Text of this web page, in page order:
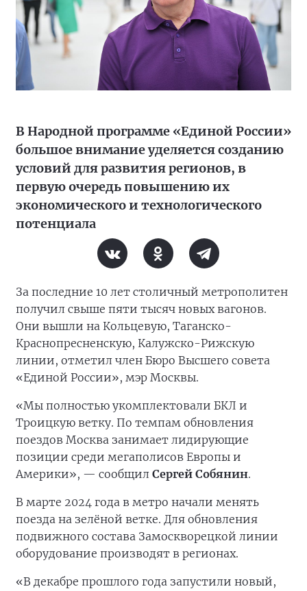
В Народной программе «Единой России»
большое внимание уделяется созданию
условий для развития регионов, в
первую очередь повышению их
экономического и технологического
потенциала
За последние 10 лет столичный метрополитен
получил свыше пяти тысяч новых вагонов.
Они вышли на Кольцевую, Таганско-
Краснопресненскую, Калужско-Рижскую
линии, отметил член Бюро Высшего совета
«Единой России», мэр Москвы.
«Мы полностью укомплектовали БКЛ и
Троицкую ветку. По темпам обновления
поездов Москва занимает лидирующие
позиции среди мегаполисов Европы и
Америки», — сообщил Сергей Собянин.
В марте 2024 года в метро начали менять
поезда на зелёной ветке. Для обновления
подвижного состава Замоскворецкой линии
оборудование производят в регионах.
«В декабре прошлого года запустили новый,